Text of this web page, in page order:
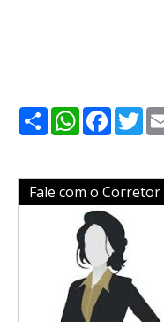
ShareWhatsApp
Fale com o Corretor